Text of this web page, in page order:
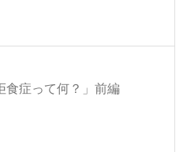
食症って何？」前編